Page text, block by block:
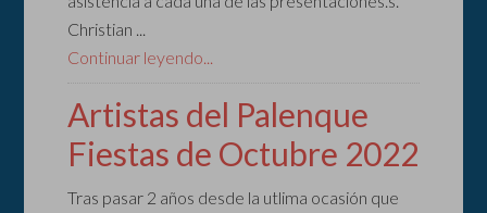
Christian ...
Continuar leyendo...
Artistas del Palenque
Fiestas de Octubre 2022
Tras pasar 2 años desde la utlima ocasión que